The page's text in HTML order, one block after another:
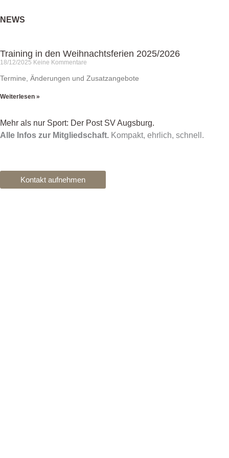
NEWS
Training in den Weihnachtsferien 2025/2026
18/12/2025 Keine Kommentare
Termine, Änderungen und Zusatzangebote
Weiterlesen »
Mehr als nur Sport: Der Post SV Augsburg.
Alle Infos zur Mitgliedschaft. Kompakt, ehrlich, schnell.
Kontakt aufnehmen